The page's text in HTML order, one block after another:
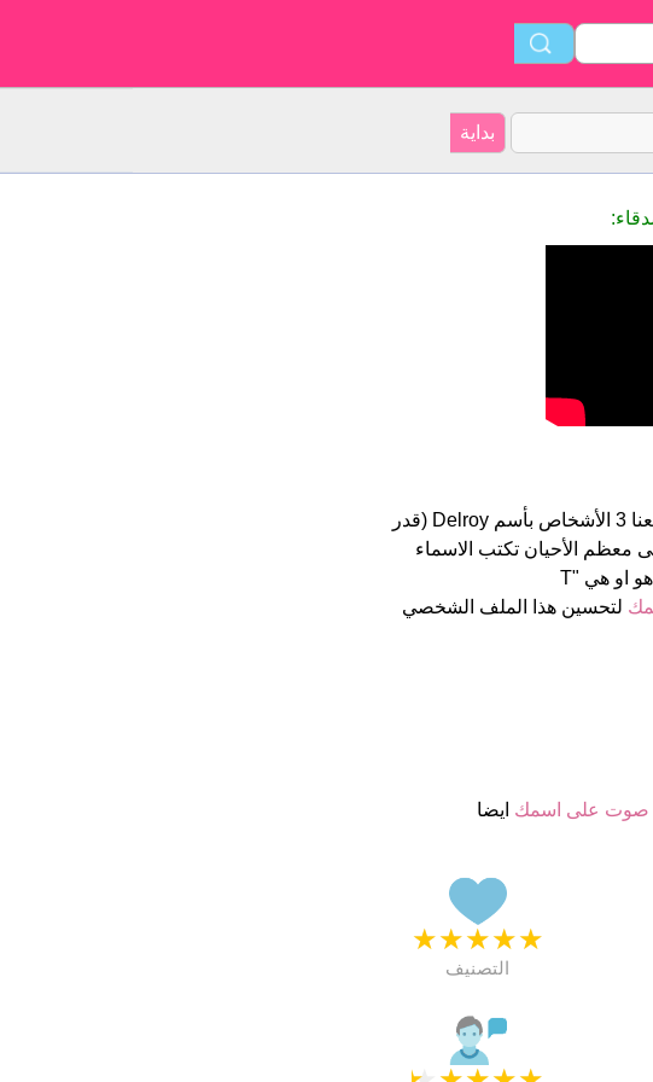
Delroy هو اسم للبنين أصل الأسم هو الإنجليزية على موقعنا 3 الأشخاص بأسم Delroy (قدر
للأسف فى معظم الأحيان تكتب الاسماء
لتحسين هذا الملف الشخصي
صوت على اسمك ايضا
★
★
★
★
★
التصنيف